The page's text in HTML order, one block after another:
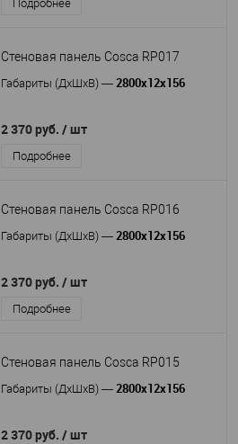
Подробнее
Стеновая панель Cosca RP017
Габариты (ДхШхВ) — 2800x12x156
2 370 руб. / шт
Подробнее
Стеновая панель Cosca RP016
Габариты (ДхШхВ) — 2800x12x156
2 370 руб. / шт
Подробнее
Стеновая панель Cosca RP015
Габариты (ДхШхВ) — 2800x12x156
2 370 руб. / шт